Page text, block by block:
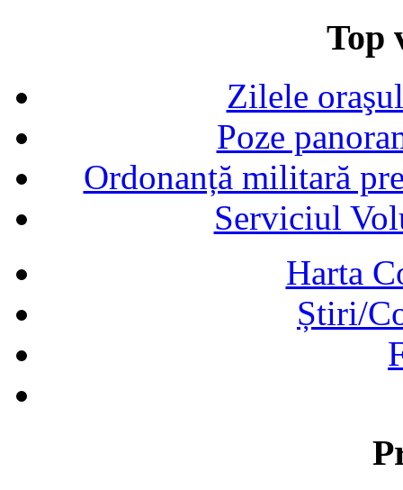
Top
Zilele
Poze
Ordonanță militară
Serviciul
Harta
Știri/